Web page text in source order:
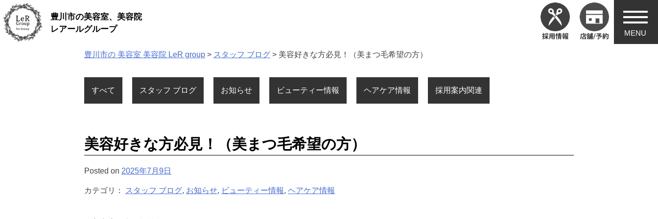
Skip
to
content
豊川市の美容室、美容院
レアールグループ
豊川市の 美容室 美容院 LeR group > スタッフ ブログ > 美容好きな方必見！（美まつ毛希望の方）
すべて スタッフ ブログ お知らせ ビューティー情報 ヘアケア情報 採用案内関連
美容好きな方必見！（美まつ毛希望の方）
Posted on 2025年7月9日
カテゴリ： スタッフ ブログ, お知らせ, ビューティー情報, ヘアケア情報